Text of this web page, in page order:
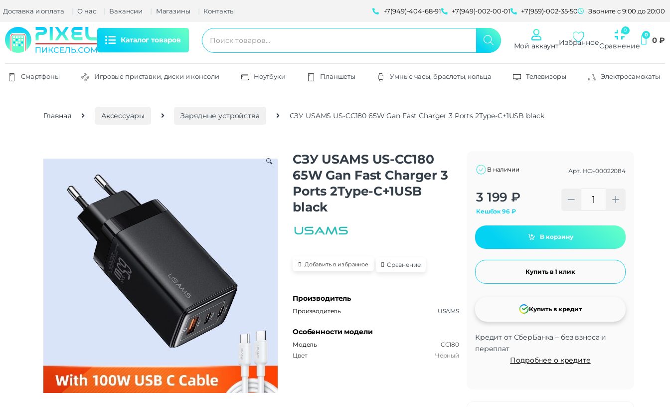
Доставка и оплата О нас Вакансии Магазины Контакты +7(949)-404-68-91 +7(949)-002-00-01 +7(959)-002-35-50 Звоните с 9:00 до 20:00
Каталог товаров
Мой аккаунтИзбранноеСравнение
0 ₽
Смартфоны Игровые приставки, диски и консоли Ноутбуки Планшеты Умные часы, браслеты, кольца Телевизоры Электросамокаты
Главная Аксессуары Зарядные устройства СЗУ USAMS US-CC180 65W Gan Fast Charger 3 Ports 2Type-C+1USB black
🔍
СЗУ USAMS US-CC180
65W Gan Fast Charger 3
Ports 2Type-C+1USB
black
Добавить в избранное Сравнение
Производитель
Производитель USAMS
Особенности модели
Модель
CC180
Цвет
Чёрный
В наличии Арт. НФ-00022084
3 199 ₽
Кешбэк96₽
В корзину
Купить в 1 клик
Кредит от СберБанка – без взноса и
переплат
Подробнее о кредите
Купить в кредит
Alternative: